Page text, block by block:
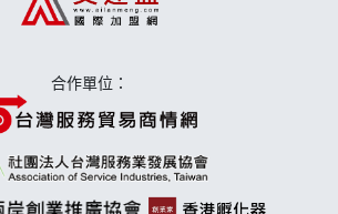
合作單位：